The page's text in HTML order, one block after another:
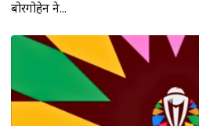
बोरगोहेन ने...